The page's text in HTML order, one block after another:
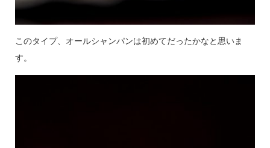
このタイプ、オールシャンパンは初めてだったかなと思いま
す。